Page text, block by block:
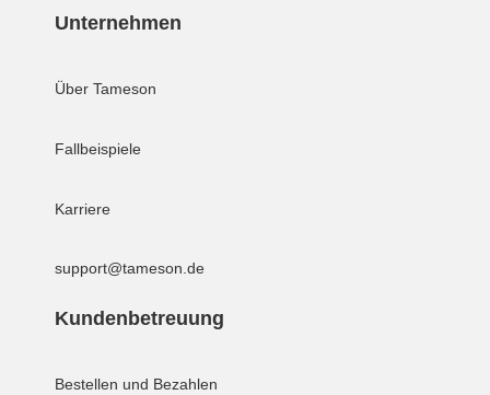
Unternehmen
Über Tameson
Fallbeispiele
Karriere
support@tameson.de
Kundenbetreuung
Bestellen und Bezahlen